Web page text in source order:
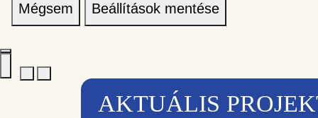
Mégsem Beállítások mentése
AKTUÁLIS